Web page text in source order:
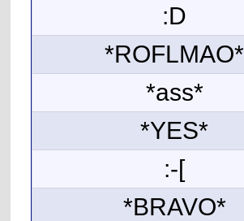
:D
*ROFLMAO*
*ass*
*YES*
:-[
*BRAVO*